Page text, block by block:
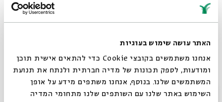
האתר עושה שימוש בעוגיות
אנחנו משתמשים בקובצי Cookie כדי להתאים אישית תוכן
ומודעות, לספק תכונות של מדיה חברתית ולנתח את תנועת
המשתמשים שלנו. בנוסף, אנחנו משתפים מידע על אופן
השימוש באתר שלנו עם השותפים שלנו מתחומי המדיה
סגור